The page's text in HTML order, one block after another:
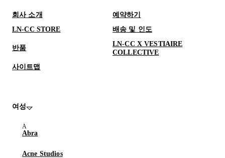
회사 소개
예약하기
LN-CC STORE
배송 및 인도
반품
LN-CC X VESTIAIRE
COLLECTIVE
사이트맵
여성
Abra
Acne Studios